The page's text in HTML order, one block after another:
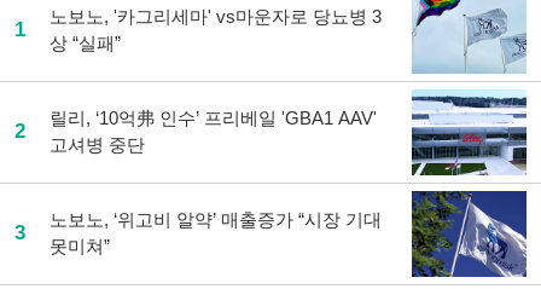
1
노보노, '카그리세마' vs마운자로 당뇨병 3
상 “실패”
2
릴리, ‘10억弗 인수’ 프리베일 'GBA1 AAV'
고셔병 중단
3
노보노, ‘위고비 알약’ 매출증가 “시장 기대
못미쳐”